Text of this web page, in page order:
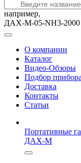
например,
ДАХ-М-05-NH3-2000
О компании
Каталог
Видео-Обзоры
Подбор прибора
Доставка
Контакты
Статьи
Портативные
ДАХ-М